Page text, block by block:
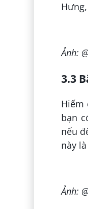
Ảnh:
3.3
Hiếm
bạn
nếu
này
Ảnh: